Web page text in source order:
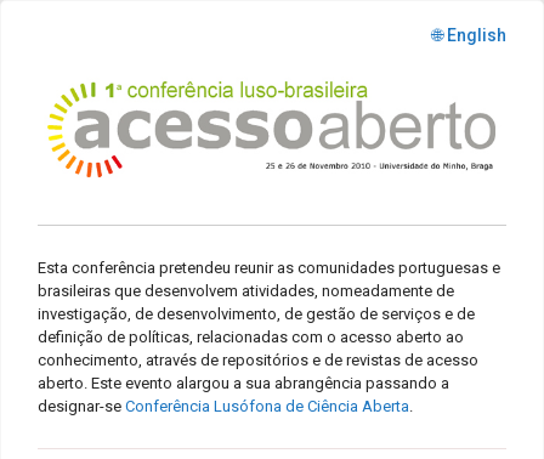
🌐 English
Esta conferência pretendeu reunir as comunidades portuguesas e
brasileiras que desenvolvem atividades, nomeadamente de
investigação, de desenvolvimento, de gestão de serviços e de
definição de políticas, relacionadas com o acesso aberto ao
conhecimento, através de repositórios e de revistas de acesso
aberto. Este evento alargou a sua abrangência passando a
designar-se Conferência Lusófona de Ciência Aberta